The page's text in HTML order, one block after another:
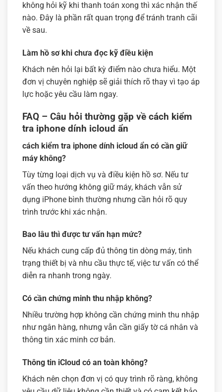
không hỏi kỹ khi thanh toán xong thì xác nhận thế
nào. Đây là phần rất quan trọng để tránh tranh cãi
về sau.
Làm hồ sơ khi chưa đọc kỹ điều kiện
Khách nên hỏi lại bất kỳ điểm nào chưa hiểu. Một
đơn vị chuyên nghiệp sẽ giải thích rõ thay vì tạo áp
lực hoặc yêu cầu làm ngay.
FAQ – Câu hỏi thường gặp về cách kiểm
tra iphone dính icloud ẩn
cách kiểm tra iphone dính icloud ẩn có cần giữ
máy không?
Tùy từng loại dịch vụ và điều kiện hồ sơ. Nếu tư
vấn theo hướng không giữ máy, khách vẫn sử
dụng iPhone bình thường nhưng cần hỏi rõ quy
trình trước khi xác nhận.
Bao lâu thì được tư vấn hạn mức?
Nếu khách cung cấp đủ thông tin dòng máy, tình
trạng thiết bị và nhu cầu thực tế, việc tư vấn có thể
diễn ra nhanh trong ngày.
Có cần chứng minh thu nhập không?
Nhiều trường hợp không cần chứng minh thu nhập
như ngân hàng, nhưng vẫn cần giấy tờ cá nhân và
thông tin xác minh cơ bản.
Thông tin iCloud có an toàn không?
Khách nên chọn đơn vị có quy trình rõ ràng, không